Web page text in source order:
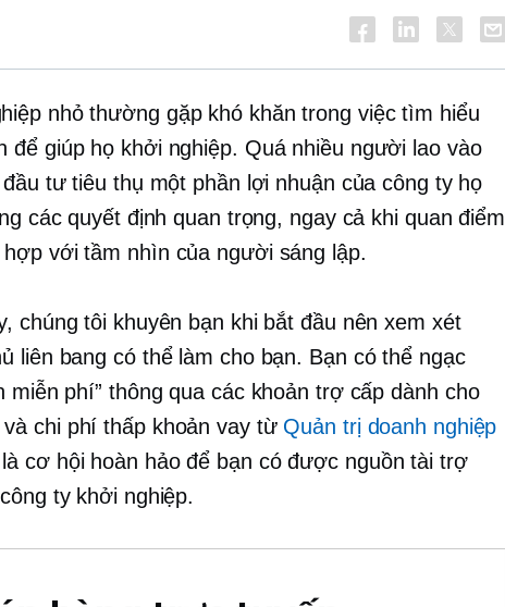
nhỏ thường gặp khó khăn trong việc tìm hiểu
để giúp họ khởi nghiệp. Quá nhiều người lao vào
tư tiêu thụ một phần lợi nhuận của công ty họ
các quyết định quan trọng, ngay cả khi quan điểm
với tầm nhìn của người sáng lập.
chúng tôi khuyên bạn khi bắt đầu nên xem xét
liên bang có thể làm cho bạn. Bạn có thể ngạc
miễn phí” thông qua các khoản trợ cấp dành cho
và chi phí thấpkhoản vay từ Quản trị doanh nghiệp
cơ hội hoàn hảo để bạn có được nguồn tài trợ
ty khởi nghiệp.